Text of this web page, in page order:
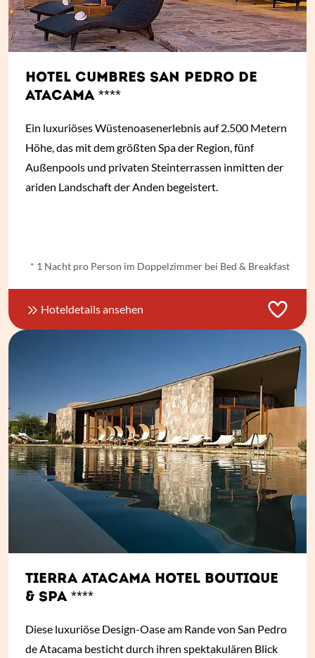
HOTEL CUMBRES SAN PEDRO DE
ATACAMA ****
Ein luxuriöses Wüstenoasenerlebnis auf 2.500 Metern
Höhe, das mit dem größten Spa der Region, fünf
Außenpools und privaten Steinterrassen inmitten der
ariden Landschaft der Anden begeistert.
* 1 Nacht pro Person im Doppelzimmer bei Bed & Breakfast
Hoteldetails ansehen
TIERRA ATACAMA HOTEL BOUTIQUE
& SPA ****
Diese luxuriöse Design-Oase am Rande von San Pedro
de Atacama besticht durch ihren spektakulären Blick